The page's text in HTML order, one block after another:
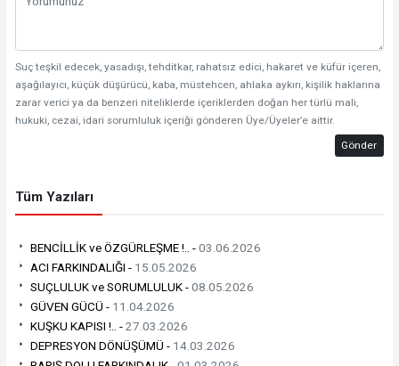
Suç teşkil edecek, yasadışı, tehditkar, rahatsız edici, hakaret ve küfür içeren,
aşağılayıcı, küçük düşürücü, kaba, müstehcen, ahlaka aykırı, kişilik haklarına
zarar verici ya da benzeri niteliklerde içeriklerden doğan her türlü mali,
hukuki, cezai, idari sorumluluk içeriği gönderen Üye/Üyeler’e aittir.
Gönder
Tüm Yazıları
BENCİLLİK ve ÖZGÜRLEŞME !.. -03.06.2026
ACI FARKINDALIĞI - 15.05.2026
SUÇLULUK ve SORUMLULUK -08.05.2026
GÜVEN GÜCÜ - 11.04.2026
KUŞKU KAPISI !.. -27.03.2026
DEPRESYON DÖNÜŞÜMÜ - 14.03.2026